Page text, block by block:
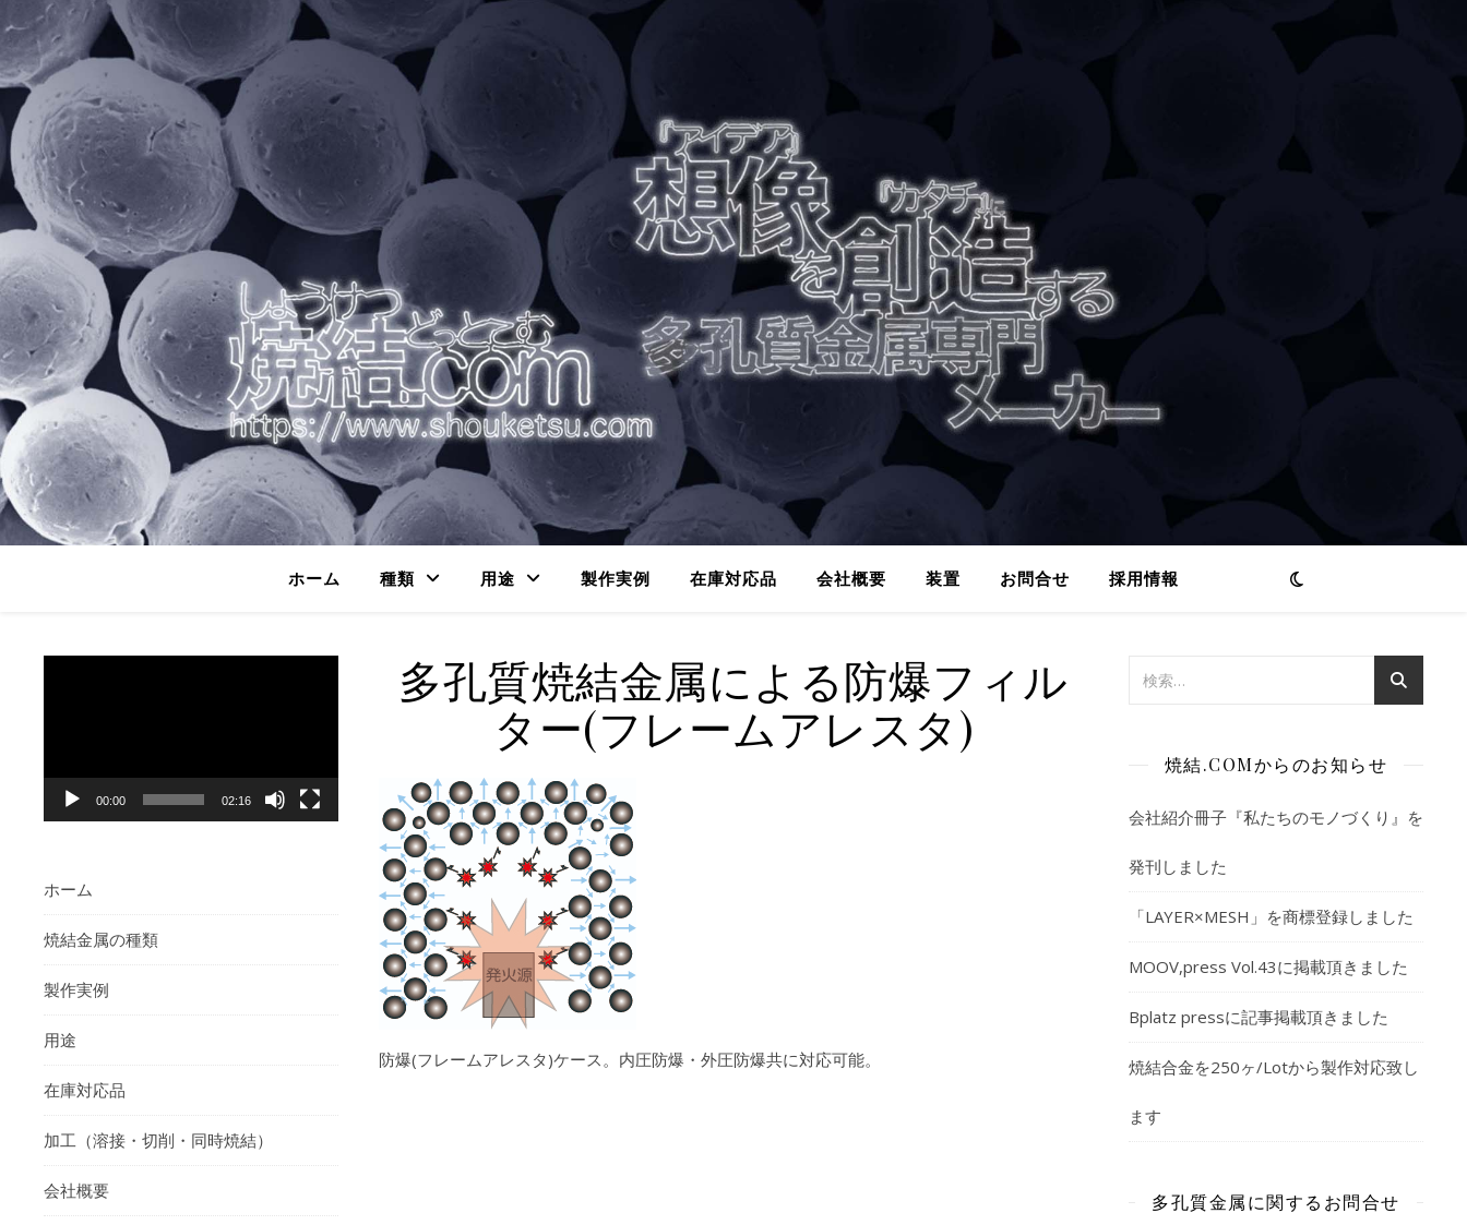
ホーム 種類 用途 製作実例 在庫対応品 会社概要 装置 お問合せ 採用情報
ー
ー
00:00 02:16
ホーム
焼結金属の種類
製作実例
用途
在庫対応品
加工（溶接・切削・同時焼結）
会社概要
多孔質焼結金属による防爆フィル
ター(フレームアレスタ)
防爆(フレームアレスタ)ケース。内圧防爆・外圧防爆共に対応可能。
焼結.COMからのお知らせ
会社紹介冊子『私たちのモノづくり』を
発刊しました
「LAYER×MESH」を商標登録しました
MOOV,press Vol.43に掲載頂きました
Bplatz pressに記事掲載頂きました
焼結合金を250ヶ/Lotから製作対応致し
ます
多孔質金属に関するお問合せ